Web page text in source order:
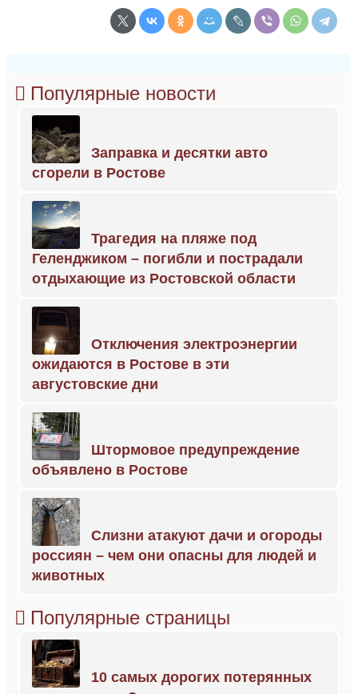
Популярные новости
Заправка и десятки авто
сгорели в Ростове
Трагедия на пляже под
Геленджиком – погибли и пострадали
отдыхающие из Ростовской области
Отключения электроэнергии
ожидаются в Ростове в эти
августовские дни
Штормовое предупреждение
объявлено в Ростове
Слизни атакуют дачи и огороды
россиян – чем они опасны для людей и
животных
Популярные страницы
10 самых дорогих потерянных